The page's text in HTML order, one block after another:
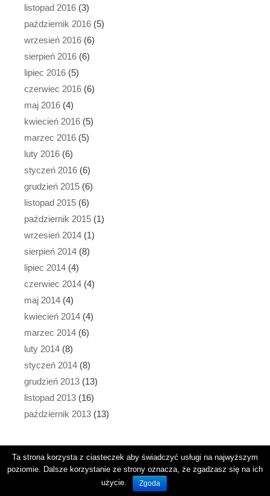
listopad 2016 (3)
październik 2016 (5)
wrzesień 2016 (6)
sierpień 2016 (6)
lipiec 2016 (5)
czerwiec 2016 (6)
maj 2016 (4)
kwiecień 2016 (5)
marzec 2016 (5)
luty 2016 (6)
styczeń 2016 (6)
grudzień 2015 (6)
listopad 2015 (6)
październik 2015 (1)
wrzesień 2014 (1)
sierpień 2014 (8)
lipiec 2014 (4)
czerwiec 2014 (4)
maj 2014 (4)
kwiecień 2014 (4)
marzec 2014 (6)
luty 2014 (8)
styczeń 2014 (8)
grudzień 2013 (13)
listopad 2013 (16)
październik 2013 (13)
Copyright © 2026 GeneratePress
Ta strona korzysta z ciasteczek aby świadczyć usługi na najwyższym
poziomie. Dalsze korzystanie ze strony oznacza, że zgadzasz się na ich
użycie.
Zgoda